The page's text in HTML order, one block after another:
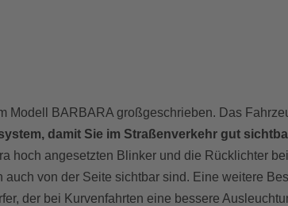
Modell BARBARA großgeschrieben. Das
damit Sie im Straßenverkehr gut
hoch angesetzten Blinker und die Rücklichter
auch von der Seite sichtbar sind. Eine weitere
der bei Kurvenfahrten eine bessere